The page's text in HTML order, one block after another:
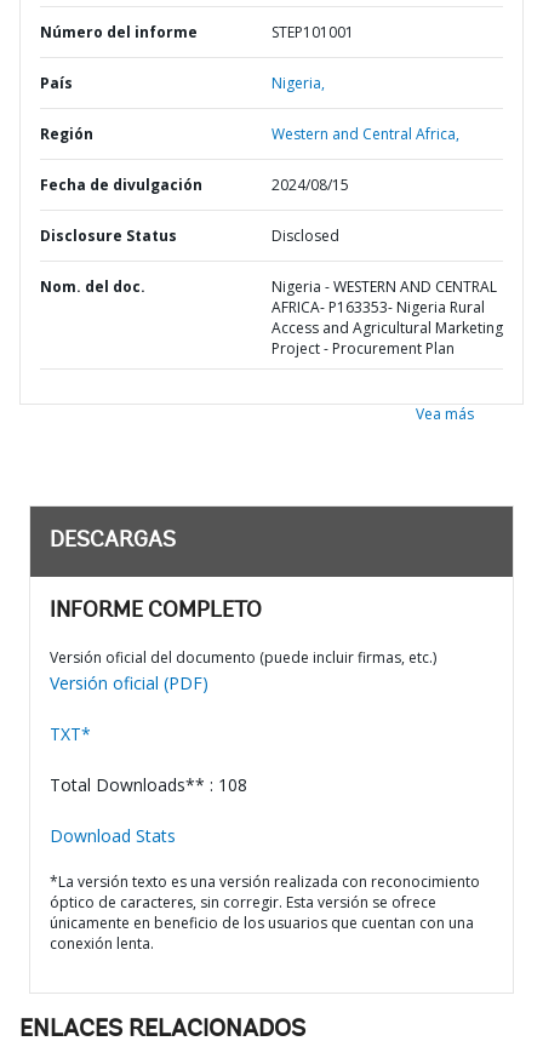
Número del informe STEP101001
País Nigeria,
Región Western and Central Africa,
Fecha de divulgación 2024/08/15
Disclosure Status Disclosed
Nom. del doc.
Nigeria - WESTERN AND CENTRAL
AFRICA- P163353- Nigeria Rural
Access and Agricultural Marketing
Project - Procurement Plan
Vea más
DESCARGAS
INFORME COMPLETO
Versión oficial del documento (puede incluir firmas, etc.)
Versión oficial (PDF)
TXT*
Total Downloads** : 108
Download Stats
*La versión texto es una versión realizada con reconocimiento
óptico de caracteres, sin corregir. Esta versión se ofrece
únicamente en beneficio de los usuarios que cuentan con una
conexión lenta.
ENLACES RELACIONADOS